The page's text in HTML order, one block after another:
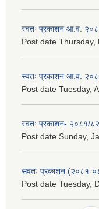
स्वतः प्रकाशन आ.व.
Post date Thursday,
स्वतः प्रकाशन आ.व.
Post date Tuesday,
स्वतः प्रकाशन- २०८१/८२
Post date Sunday,
सवतः प्रकाशन (२०८१-
Post date Tuesday,